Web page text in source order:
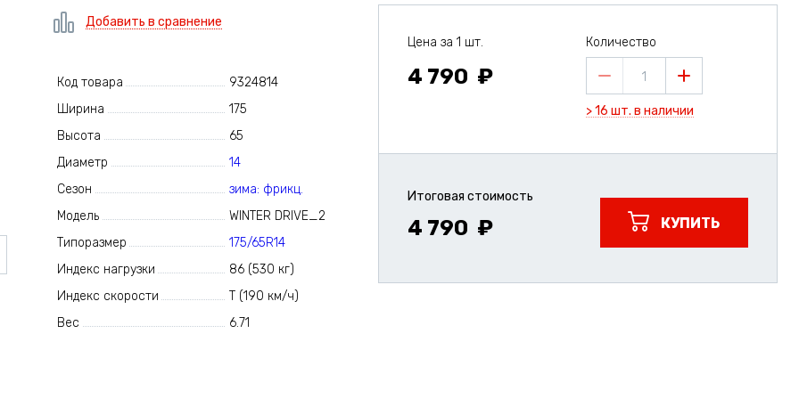
Добавить в сравнение
Код товара
9324814
Ширина
175
Высота
65
Диаметр
14
Сезон
зима: фрикц.
Модель
WINTER DRIVE_2
Типоразмер
175/65R14
Индекс нагрузки
86 (530 кг)
Индекс скорости
T (190 км/ч)
Вес
6.71
Цена за 1 шт.
4 790
Количество
1
> 16 шт. в наличии
Итоговая стоимость
4 790 КУПИТЬ